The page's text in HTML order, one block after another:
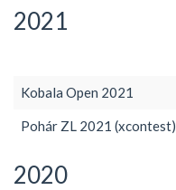
2021
Kobala Open 2021
Pohár ZL 2021 (xcontest)
2020